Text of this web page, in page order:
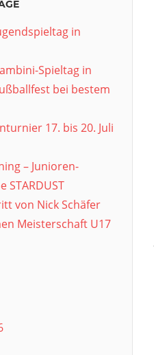
in
Spieltag in
bei bestem
17. bis 20. Juli
– Junioren-
STARDUST
von Nick Schäfer
Meisterschaft U17